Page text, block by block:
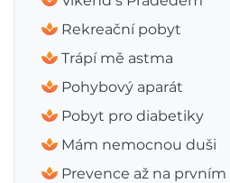
Rekreační pobyt
Trápí mě astma
Pohybový aparát
Pobyt pro diabetiky
Mám nemocnou duši
Prevence až na